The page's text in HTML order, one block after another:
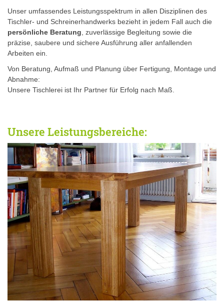
Unser umfassendes Leistungsspektrum in allen Disziplinen des
Tischler- und Schreinerhandwerks bezieht in jedem Fall auch die
persönliche Beratung , zuverlässige Begleitung sowie die
präzise, saubere und sichere Ausführung aller anfallenden
Arbeiten ein.
Von Beratung, Aufmaß und Planung über Fertigung, Montage und
Abnahme:
Unsere Tischlerei ist Ihr Partner für Erfolg nach Maß.
Unsere Leistungsbereiche: